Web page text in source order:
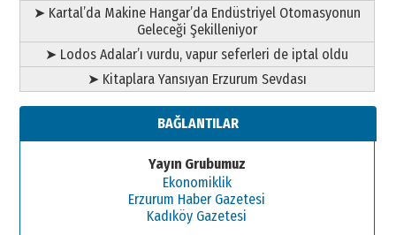
➤ Kartal’da Makine Hangar’da Endüstriyel Otomasyonun
Geleceği Şekilleniyor
➤ Lodos Adalar’ı vurdu, vapur seferleri de iptal oldu
➤ Kitaplara Yansıyan Erzurum Sevdası
BAĞLANTILAR
Yayın Grubumuz
Ekonomiklik
Erzurum Haber Gazetesi
Kadıköy Gazetesi